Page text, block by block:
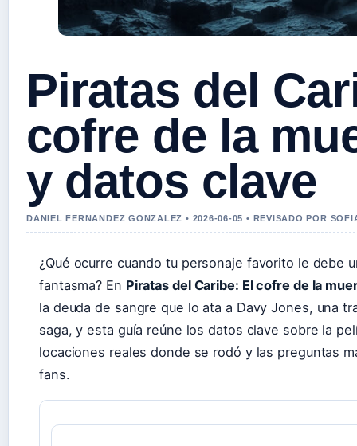
Piratas del
cofre de la
y datos clave
DANIEL FERNANDEZ GONZALEZ • 2026-06-05 • REVISADO POR
¿Qué ocurre cuando tu personaje favorito le debe
fantasma? En Piratas del Caribe: El cofre de la
la deuda de sangre que lo ata a Davy Jones, una
saga, y esta guía reúne los datos clave sobre la
locaciones reales donde se rodó y las preguntas
fans.